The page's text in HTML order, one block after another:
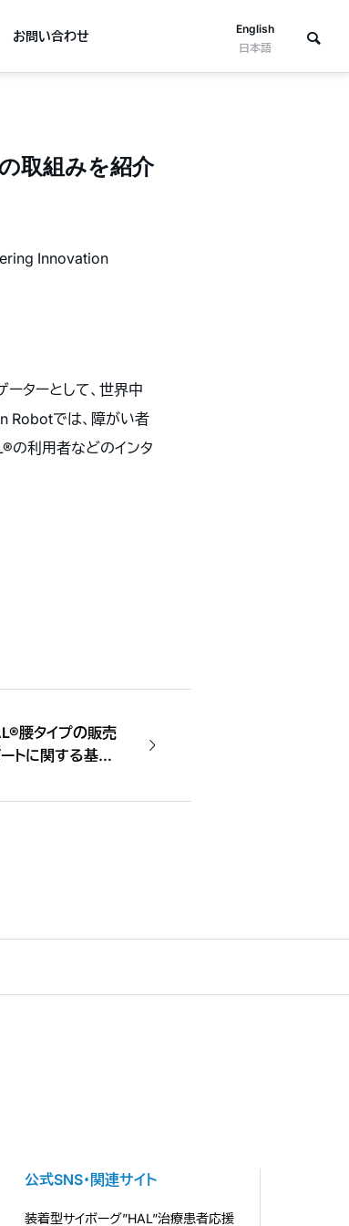
English
日本語
お問い合わせ
取組みを紹介
Innovation
ターとして、世界中
Robotでは、障がい者
の利用者などのインタ
腰タイプの販売
トに関する基本
公式SNS・関連サイト
装着型サイボーグ”HAL”治療患者応援